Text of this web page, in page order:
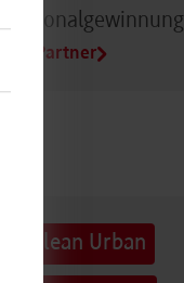
Partner
Clean Urban